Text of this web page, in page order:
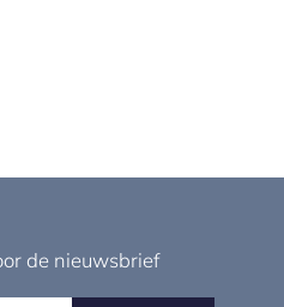
de nieuwsbrief